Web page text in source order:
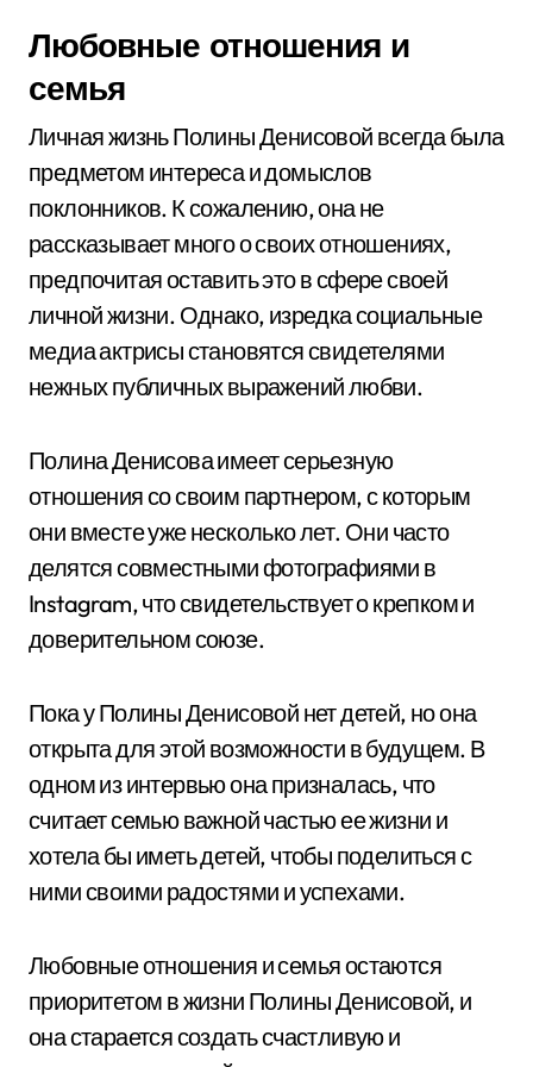
Любовные отношения и
семья
Личная жизнь Полины Денисовой всегда была
предметом интереса и домыслов
поклонников. К сожалению, она не
рассказывает много о своих отношениях,
предпочитая оставить это в сфере своей
личной жизни. Однако, изредка социальные
медиа актрисы становятся свидетелями
нежных публичных выражений любви.
Полина Денисова имеет серьезную
отношения со своим партнером, с которым
они вместе уже несколько лет. Они часто
делятся совместными фотографиями в
Instagram, что свидетельствует о крепком и
доверительном союзе.
Пока у Полины Денисовой нет детей, но она
открыта для этой возможности в будущем. В
одном из интервью она призналась, что
считает семью важной частью ее жизни и
хотела бы иметь детей, чтобы поделиться с
ними своими радостями и успехами.
Любовные отношения и семья остаются
приоритетом в жизни Полины Денисовой, и
она старается создать счастливую и